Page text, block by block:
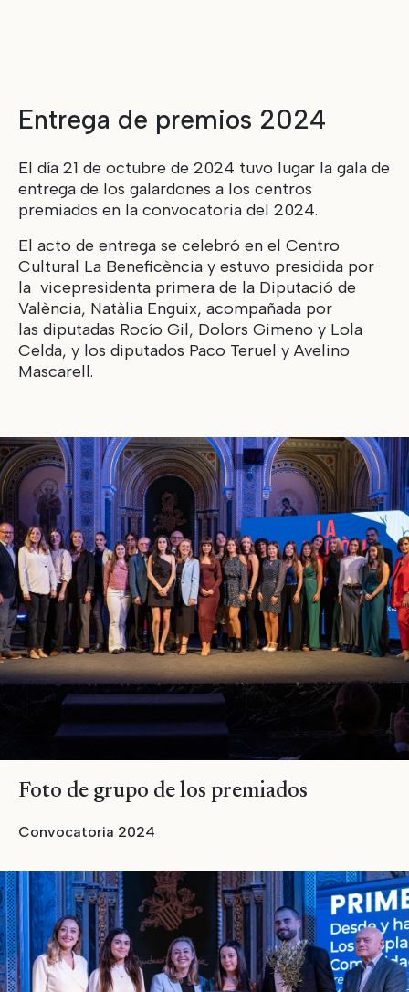
Entrega de premios 2024
El día 21 de octubre de 2024 tuvo lugar la gala de
entrega de los galardones a los centros
premiados en la convocatoria del 2024.
El acto de entrega se celebró en el Centro
Cultural La Beneficència y estuvo presidida por
la vicepresidenta primera de la Diputació de
València, Natàlia Enguix, acompañada por
las diputadas Rocío Gil, Dolors Gimeno y Lola
Celda, y los diputados Paco Teruel y Avelino
Mascarell.
Foto de grupo de los premiados
Convocatoria 2024